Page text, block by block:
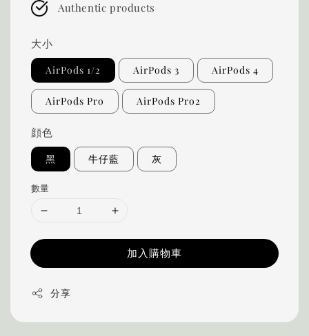
Authentic products
大小
AirPods 1/2 AirPods 3 AirPods 4
AirPods Pro AirPods Pro2
顔色
黑 牛仔藍 灰
數量
加入購物車
分享